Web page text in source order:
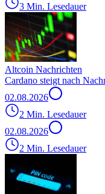
3 Min. Lesedauer
Altcoin Nachrichten
Cardano steigt nach
02.08.2026
2 Min. Lesedauer
02.08.2026
2 Min. Lesedauer